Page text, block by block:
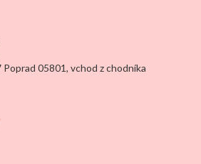
05801, vchod z chodníka